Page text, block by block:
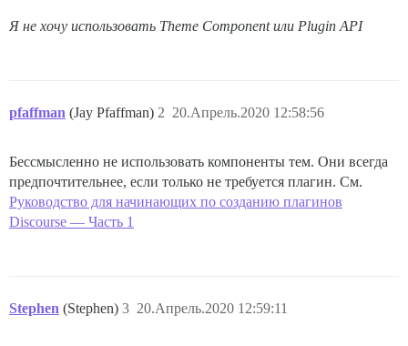
Я не хочу использовать Theme Component или Plugin API
pfaffman (Jay Pfaffman) 20.Апрель.2020 12:58:56
2
Бессмысленно не использовать компоненты тем. Они всегда
предпочтительнее, если только не требуется плагин. См.
Руководство для начинающих по созданию плагинов
Discourse — Часть 1
Stephen (Stephen) 20.Апрель.2020 12:59:11
3